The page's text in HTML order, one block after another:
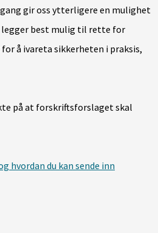
gir oss ytterligere en mulighet
legger best mulig til rette for
å ivareta sikkerheten i praksis,
på at forskriftsforslaget skal
hvordan du kan sende inn